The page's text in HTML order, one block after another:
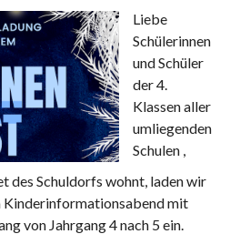
Liebe
Schülerinnen
und Schüler
der 4.
Klassen aller
umliegenden
Schulen ,
des Schuldorfs wohnt, laden wir
Kinderinformationsabend mit
von Jahrgang 4 nach 5 ein.